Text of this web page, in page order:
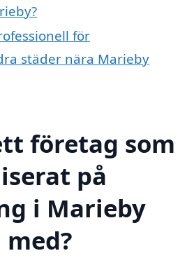
för
städer nära Marieby
företag som
på
i Marieby